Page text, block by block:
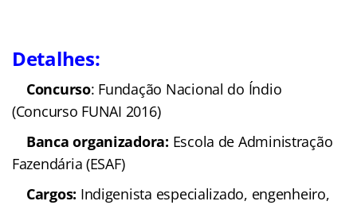
Detalhes:
Concurso: Fundação Nacional do Índio
(Concurso FUNAI 2016)
Banca organizadora: Escola de Administração
Fazendária (ESAF)
Cargos: Indigenista especializado, engenheiro,